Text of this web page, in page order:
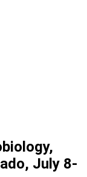
July 8-